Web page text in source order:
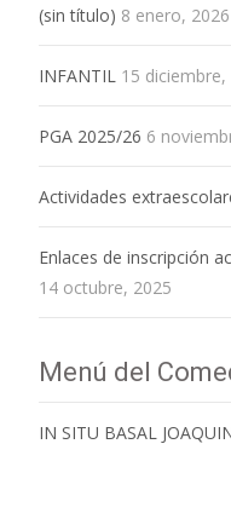
(sin título) 8 enero, 2026
INFANTIL 15 diciembre,
PGA 2025/26 6
Actividades
Enlaces de inscripción
14 octubre, 2025
Menú del
IN SITU BASAL